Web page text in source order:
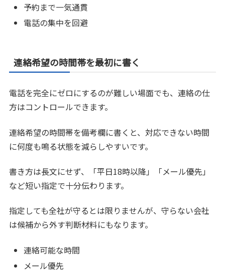
予約まで一気通貫
電話の集中を回避
連絡希望の時間帯を最初に書く
電話を完全にゼロにするのが難しい場面でも、連絡の仕
方はコントロールできます。
連絡希望の時間帯を備考欄に書くと、対応できない時間
に何度も鳴る状態を減らしやすいです。
書き方は長文にせず、「平日18時以降」「メール優先」
など短い指定で十分伝わります。
指定しても全社が守るとは限りませんが、守らない会社
は候補から外す判断材料にもなります。
連絡可能な時間
メール優先